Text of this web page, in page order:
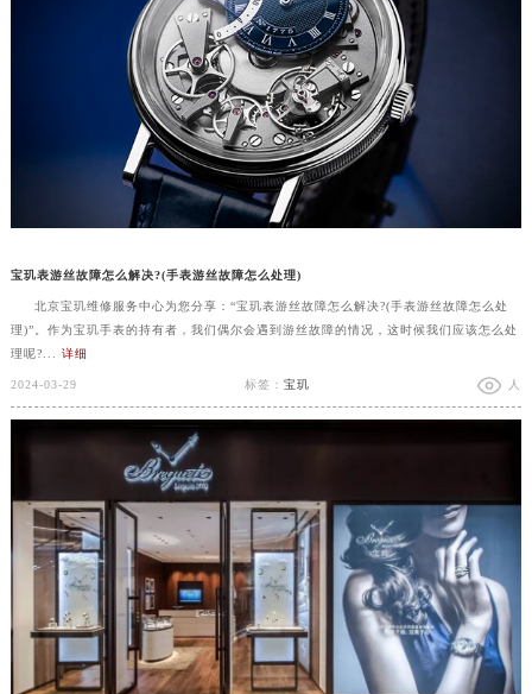
宝玑表游丝故障怎么解决?(手表游丝故障怎么处理)
北京宝玑维修服务中心为您分享：“宝玑表游丝故障怎么解决?(手表游丝故障怎么处
理)”。作为宝玑手表的持有者，我们偶尔会遇到游丝故障的情况，这时候我们应该怎么处
理呢?... 详细
2024-03-29 标签： 宝玑 人